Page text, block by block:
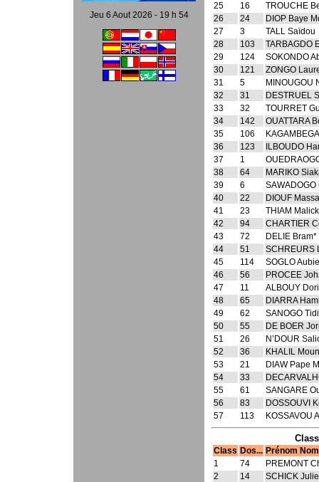
Jeu 6 Aout 2026 - 19 h 54
25
16
TROUCHE
26
24
DIOP Baye
27
3
TALL Saïdou
28
103
TARBAGDO
29
124
SOKONDO
30
121
ZONGO
31
5
MINOUGOU
32
31
DESTRUEL
33
32
TOURRET
34
142
OUATTARA
35
106
36
123
ILBOUDO
37
1
38
64
MARIKO
39
6
40
22
DIOUF
41
23
THIAM Malick
42
94
CHARTIER
43
72
DELIE Bram*
44
51
SCHREURS
45
114
SOGLO
46
56
PROCEE
47
11
ALBOUY
48
65
DIARRA
49
62
SANOGO
50
55
DE BOER
51
26
N’DOUR
52
36
KHALIL
53
21
DIAW Pape
54
33
55
61
SANGARE
56
83
DOSSOUVI
57
113 KOSSAVOU
Class Dos... Prénom Nom
1
74
PREMONT
2
14
SCHICK